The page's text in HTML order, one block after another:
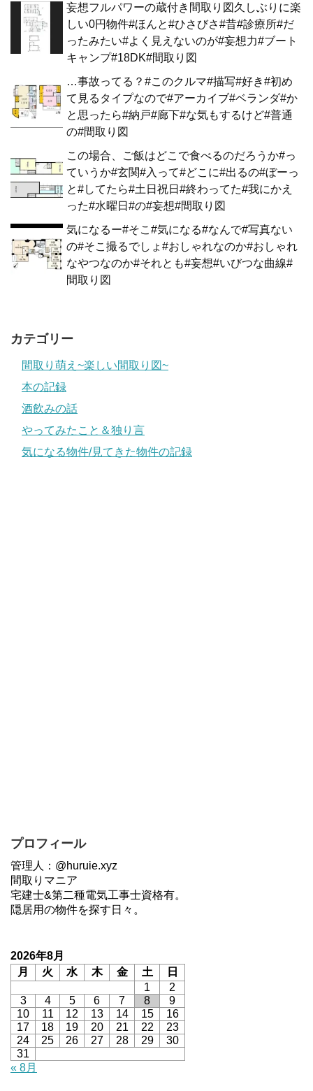
妄想フルパワーの蔵付き間取り図久しぶりに楽
しい0円物件#ほんと#ひさびさ#昔#診療所#だ
ったみたい#よく見えないのが#妄想力#ブート
キャンプ#18DK#間取り図
…事故ってる？#このクルマ#描写#好き#初め
て見るタイプなので#アーカイブ#ベランダ#か
と思ったら#納戸#廊下#な気もするけど#普通
の#間取り図
この場合、ご飯はどこで食べるのだろうか#っ
ていうか#玄関#入って#どこに#出るの#ぼーっ
と#してたら#土日祝日#終わってた#我にかえ
った#水曜日#の#妄想#間取り図
気になるー#そこ#気になる#なんで#写真ない
の#そこ撮るでしょ#おしゃれなのか#おしゃれ
なやつなのか#それとも#妄想#いびつな曲線#
間取り図
カテゴリー
間取り萌え~楽しい間取り図~
本の記録
酒飲みの話
やってみたこと＆独り言
気になる物件/見てきた物件の記録
プロフィール
管理人：@huruie.xyz
間取りマニア
宅建士&第二種電気工事士資格有。
隠居用の物件を探す日々。
2026年8月
月
火 水 木 金 土
日
1
2
3
4 5 6 7 8
9
10
11 12 13 14 15
16
17
18 19 20 21 22
23
24
25 26 27 28 29
30
31
« 8月